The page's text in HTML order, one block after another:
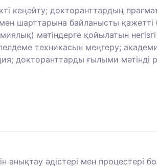
кеңейту; докторанттардың
шарттарына байланысты қажетті
мәтіндерге қойылатын
техникасын меңгеру;
докторанттарды ғылыми мәтінді
анықтау әдістері мен процестері